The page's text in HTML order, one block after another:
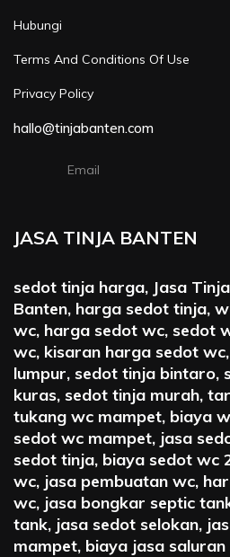
Hubungi
Terms And Conditions Of Use
Privacy Policy
hallo@tinjabanten.com
Email
JASA TINJA BANTEN
sedot tinja harga, Jasa
Banten, harga sedot tinja,
wc, harga sedot wc, sedot
wc, kisaran harga sedot
lumpur, sedot tinja bintaro,
kuras, sedot tinja murah,
tukang wc mampet, biaya
sedot wc mampet, jasa
sedot tinja, biaya sedot wc
wc, jasa pembuatan wc,
wc, jasa bongkar septic
tank, jasa sedot selokan,
mampet, biaya jasa